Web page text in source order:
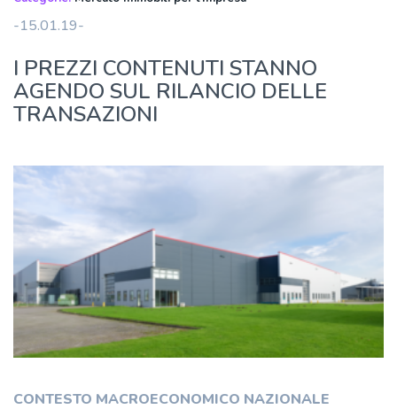
-15.01.19-
I PREZZI CONTENUTI STANNO
AGENDO SUL RILANCIO DELLE
TRANSAZIONI
CONTESTO MACROECONOMICO NAZIONALE